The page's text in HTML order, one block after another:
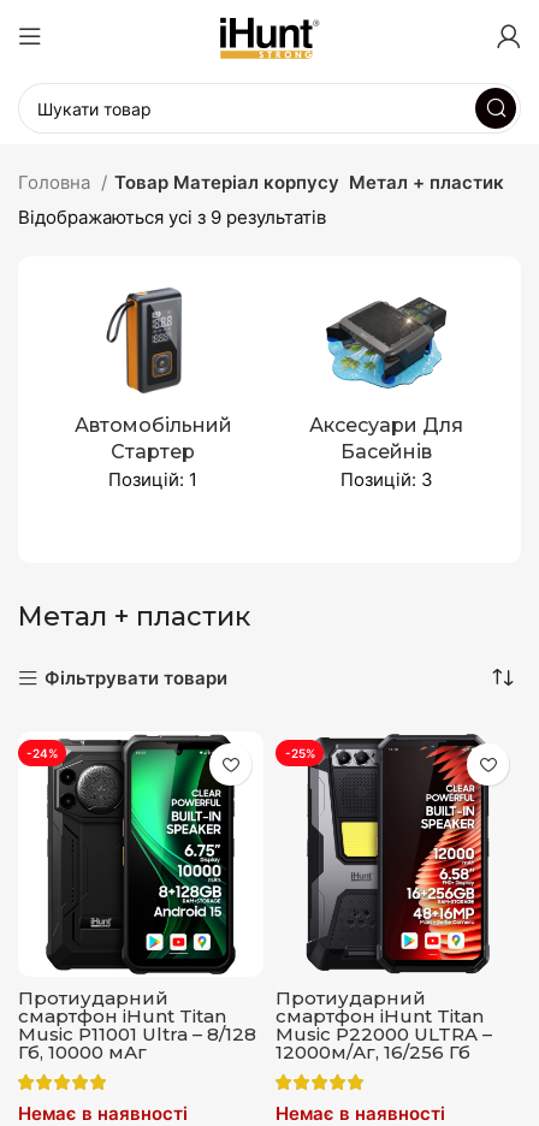
Головна Товар Матеріал корпусу Метал + пластик
Відображаються усі з 9 результатів
Автомобільний
Стартер
Позицій: 1
Аксесуари Для
Басейнів
Позицій: 3
Метал + пластик
Фільтрувати товари
-24%
Протиударний
смартфон iHunt Titan
Music P11001 Ultra – 8/128
Гб, 10000 мАг
Немає в наявності
-25%
Протиударний
cмартфон iHunt Titan
Music P22000 ULTRA –
12000м/Аг, 16/256 Гб
Немає в наявності